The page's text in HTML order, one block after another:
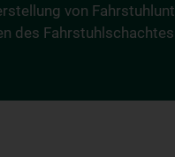
von
des